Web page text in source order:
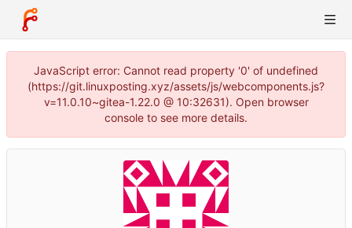
JavaScript error: Cannot read property '0' of undefined
(https://git.linuxposting.xyz/assets/js/webcomponents.js?
v=11.0.10~gitea-1.22.0 @ 10:32631). Open browser
console to see more details.